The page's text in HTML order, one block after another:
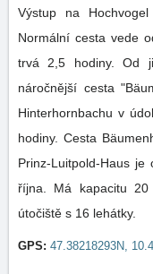
Výstup na
Normální cesta vede
trvá 2,5 hodiny. Od
náročnější cesta
Hinterhornbachu v
hodiny. Cesta
Prinz-Luitpold-Haus
října. Má kapacitu
útočiště s 16 lehátky.
GPS: 47.38218293N,